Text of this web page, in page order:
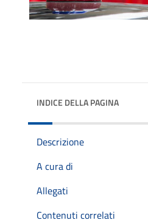
INDICE DELLA PAGINA
Descrizione
A cura di
Allegati
Contenuti correlati